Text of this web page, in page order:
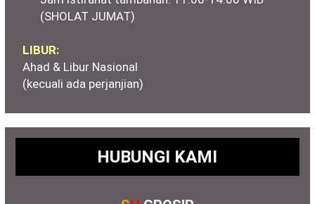
(SHOLAT JUMAT)
LIBUR:
Ahad & Libur Nasional
(kecuali ada perjanjian)
HUBUNGI KAMI